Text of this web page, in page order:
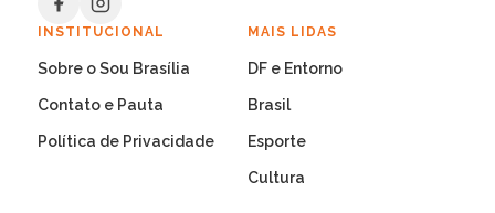
INSTITUCIONAL
Sobre o Sou Brasília
Contato e Pauta
Política de Privacidade
MAIS LIDAS
DF e Entorno
Brasil
Esporte
Cultura